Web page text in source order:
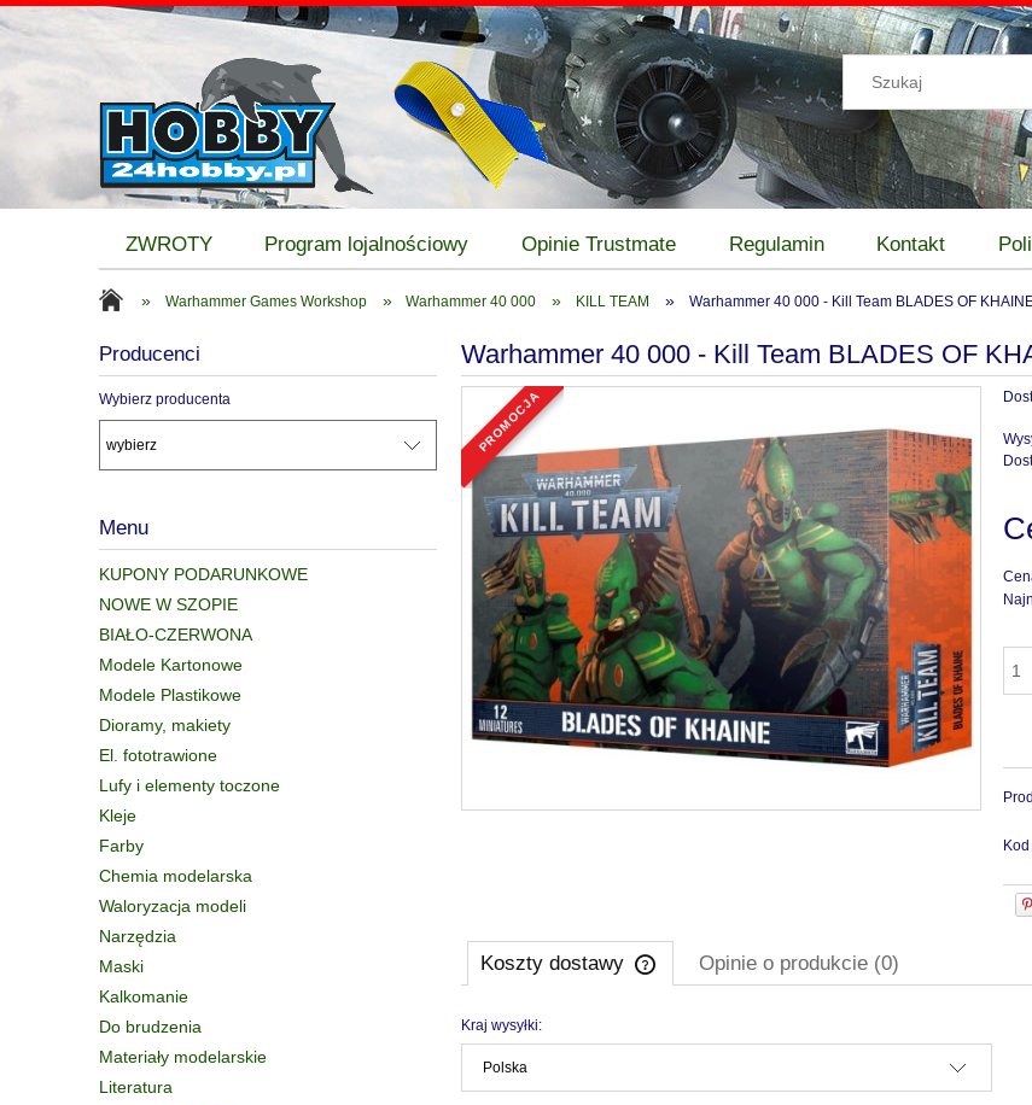
ZWROTY Program lojalnościowy Opinie Trustmate Regulamin Kontakt
» Warhammer Games Workshop » Warhammer 40 000 » KILL TEAM » Warhammer 40 000 - Kill Team BLADES OF
Producenci
Wybierz producenta
Menu
KUPONY PODARUNKOWE
NOWE W SZOPIE
BIAŁO-CZERWONA
Modele Kartonowe
Modele Plastikowe
Dioramy, makiety
El. fototrawione
Lufy i elementy toczone
Kleje
Farby
Chemia modelarska
Waloryzacja modeli
Narzędzia
Maski
Kalkomanie
Do brudzenia
Materiały modelarskie
Literatura
Warhammer 40 000 - Kill Team BLADES OF
promocja
Koszty dostawy
płatności
Opinie o produkcie (0)
Kraj wysyłki: